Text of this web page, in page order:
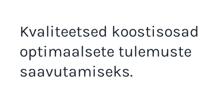
Kvaliteetsed koostisosad
optimaalsete tulemuste
saavutamiseks.